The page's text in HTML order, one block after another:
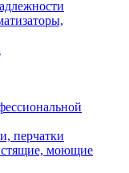
перчатки
моющие